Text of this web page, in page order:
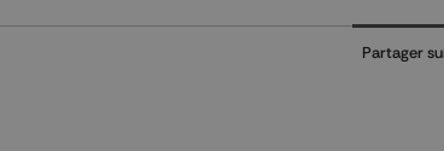
Partager